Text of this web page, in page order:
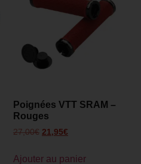
Poignées VTT SRAM –
Rouges
27,00€ 21,95€
Ajouter au panier